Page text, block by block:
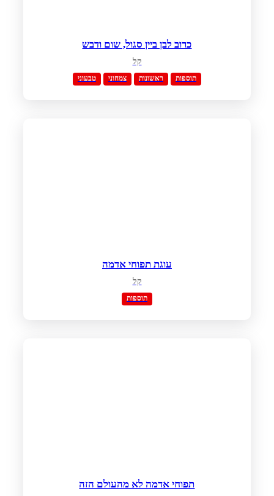
כרוב לבן ביין סגול, שום ודבש
קל
טבעוני צמחוני ראשונות תוספות
עוגת תפוחי אדמה
קל
תוספות
תפוחי אדמה לא מהעולם הזה